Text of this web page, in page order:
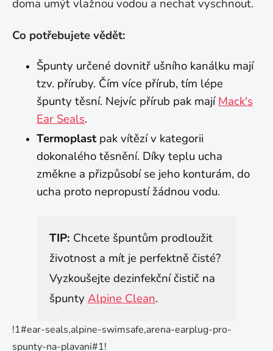
doma umýt vlažnou vodou a nechat vyschnout.
Co potřebujete vědět:
Špunty určené dovnitř ušního kanálku mají
tzv. příruby. Čím více přírub, tím lépe
špunty těsní. Nejvíc přírub pak majíMack's
Ear Seals.
Termoplastpak vítězí v kategorii
dokonalého těsnění. Díky teplu ucha
změkne a přizpůsobí se jeho konturám, do
ucha proto nepropustí žádnou vodu.
TIP: Chcete špuntům prodloužit
životnost a mít je perfektně čisté?
Vyzkoušejte dezinfekční čistič na
špunty Alpine Clean.
!1#ear-seals,alpine-swimsafe,arena-earplug-pro-
spunty-na-plavani#1!